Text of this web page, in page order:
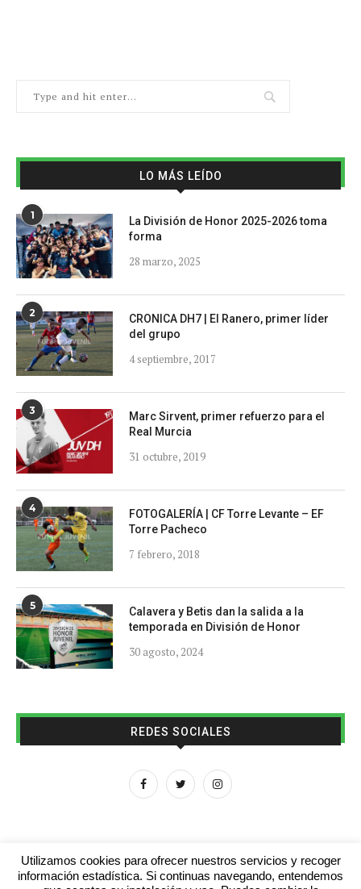
LO MÁS LEÍDO
1
La División de Honor 2025-2026 toma
forma
28 marzo, 2025
2
CRONICA DH7 | El Ranero, primer líder
del grupo
4 septiembre, 2017
3
Marc Sirvent, primer refuerzo para el
Real Murcia
31 octubre, 2019
4
FOTOGALERÍA | CF Torre Levante – EF
Torre Pacheco
7 febrero, 2018
5
Calavera y Betis dan la salida a la
temporada en División de Honor
30 agosto, 2024
REDES SOCIALES
Utilizamos cookies para ofrecer nuestros servicios y recoger
información estadística. Si continuas navegando, entendemos